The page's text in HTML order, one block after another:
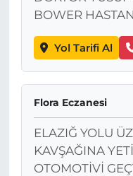
BOWER
Yol Tarifi Al
Flora Eczanesi
ELAZIĞ YOLU
KAVŞAĞINA
OTOMOTİVİ